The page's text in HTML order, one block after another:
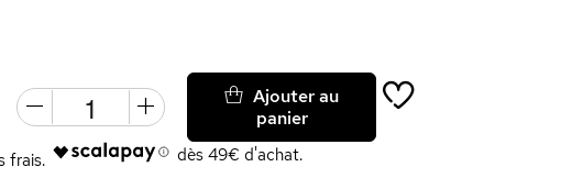
dès 49€ d'achat.
Ajouter au
panier